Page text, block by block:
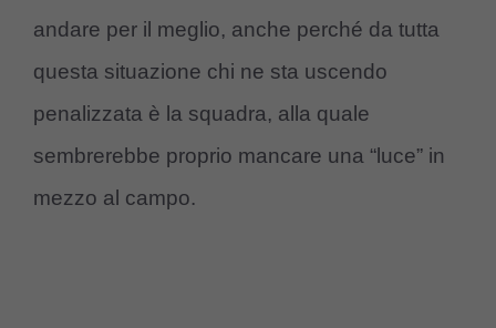
andare per il meglio, anche perché da tutta
questa situazione chi ne sta uscendo
penalizzata è la squadra, alla quale
sembrerebbe proprio mancare una “luce” in
mezzo al campo.